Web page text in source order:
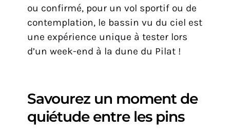
ou confirmé, pour un vol sportif ou de
contemplation, le bassin vu du ciel est
une expérience unique à tester lors
d’un week-end à la dune du Pilat !
Savourez un moment de
quiétude entre les pins